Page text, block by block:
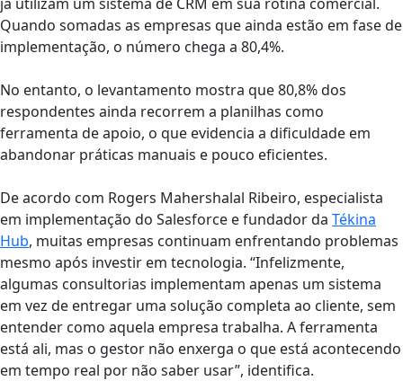
Quando somadas as empresas que ainda estão em fase de
implementação, o número chega a 80,4%.
No entanto, o levantamento mostra que 80,8% dos
respondentes ainda recorrem a planilhas como
ferramenta de apoio, o que evidencia a dificuldade em
abandonar práticas manuais e pouco eficientes.
De acordo com Rogers Mahershalal Ribeiro, especialista
em implementação do Salesforce e fundador da Tékina
Hub, muitas empresas continuam enfrentando problemas
mesmo após investir em tecnologia. “Infelizmente,
algumas consultorias implementam apenas um sistema
em vez de entregar uma solução completa ao cliente, sem
entender como aquela empresa trabalha. A ferramenta
está ali, mas o gestor não enxerga o que está acontecendo
em tempo real por não saber usar”, identifica.